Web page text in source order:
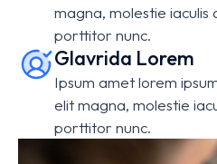
magna, molestie iaculis
porttitor nunc.
Glavrida Lorem
Ipsum amet lorem
elit magna, molestie
porttitor nunc.